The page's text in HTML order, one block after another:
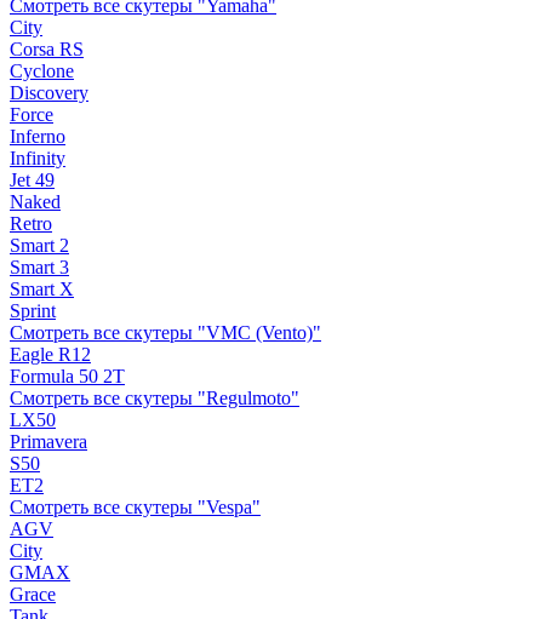
Смотреть все скутеры "Yamaha"
City
Corsa RS
Cyclone
Discovery
Force
Inferno
Infinity
Jet 49
Naked
Retro
Smart 2
Smart 3
Smart X
Sprint
Смотреть все скутеры "VMC (Vento)"
Eagle R12
Formula 50 2Т
Смотреть все скутеры "Regulmoto"
LX50
Primavera
S50
ET2
Смотреть все скутеры "Vespa"
AGV
City
GMAX
Grace